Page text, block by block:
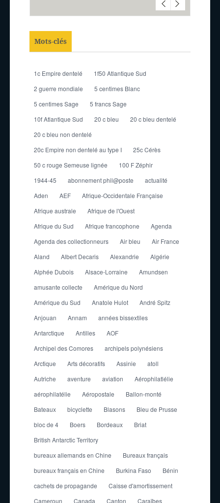
Mots-clés
1c Empire dentelé
1f50 Atlantique Sud
2 guerre mondiale
5 centimes Blanc
5 centimes Sage
5 francs Sage
10f Atlantique Sud
20 c bleu
20 c bleu dentelé
20 c bleu non dentelé
20c Empire non dentelé au type I
25c Cérès
50 c rouge Semeuse lignée
100 F Zéphir
1944-45
abonnement phil@poste
actualité
Aden
AEF
Afrique-Occidentale Française
Afrique australe
Afrique de l'Ouest
Afrique du Sud
Afrique francophone
Agenda
Agenda des collectionneurs
Air bleu
Air France
Aland
Albert Decaris Alexandrie
Algérie
Alphée Dubois
Alsace-Lorraine
Amundsen
amusante collecte
Amérique du Nord
Amérique du Sud
Anatole Hulot
André Spitz
Anjouan
Annam
années bissextiles
Antarctique
Antilles
AOF
Archipel des Comores
archipels polynésiens
Arctique
Arts décoratifs Assinie
atoll
Autriche
aventure aviation
Aérophilatlélie
aérophilatélie
Aéropostale
Ballon-monté
Bateaux
bicyclette Blasons
Bleu de Prusse
bloc de 4
Boers Bordeaux
Briat
British Antarctic Territory
bureaux allemands en Chine
Bureaux français
bureaux français en Chine
Burkina Faso
Bénin
cachets de propagande
Caisse d'amortissement
Cameroun
Canada Canton
Caraïbes